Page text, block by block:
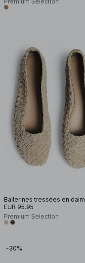
Ballerines tressées en daim
EUR 95.95
Premium Selection
-30%